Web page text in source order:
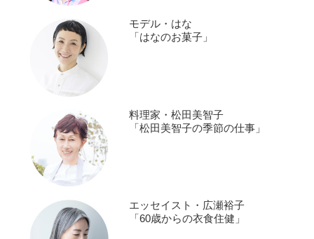
モデル・はな
「はなのお菓子」
料理家・松田美智子
「松田美智子の季節の仕事」
エッセイスト・広瀬裕子
「60歳からの衣食住健」